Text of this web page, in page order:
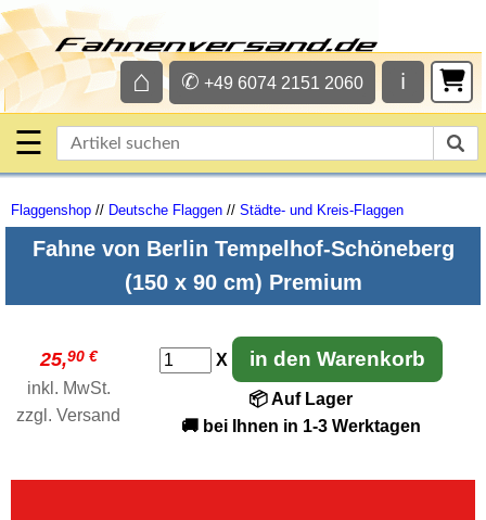
ℹ
✆ +49 6074 2151 2060
⌂
☰
Flaggenshop // Deutsche Flaggen // Städte- und Kreis-Flaggen
Fahne von Berlin Tempelhof-Schöneberg
(150 x 90 cm) Premium
25,90 €
inkl. MwSt.
zzgl. Versand
X in den Warenkorb
📦 Auf Lager
🚚 bei Ihnen in 1-3 Werktagen